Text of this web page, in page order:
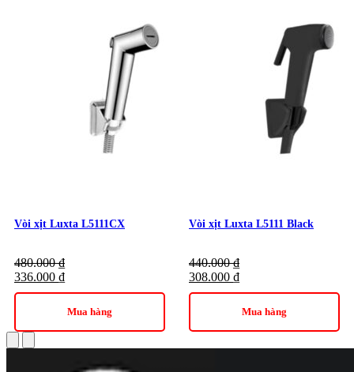
Vòi xịt Luxta L5111CX
480.000₫
336.000 ₫
Mua hàng
Vòi xịt Luxta L5111 Black
440.000₫
308.000 ₫
Mua hàng